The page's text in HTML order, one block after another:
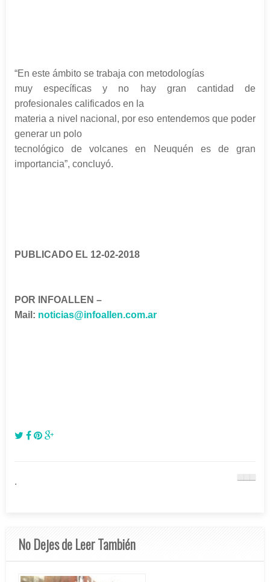
“En este ámbito se trabaja con metodologías
muy específicas y no hay gran cantidad de
profesionales calificados en la
materia a nivel nacional, por eso entendemos que poder
generar un polo
tecnológico de volcanes en Neuquén es de gran
importancia”, concluyó.
PUBLICADO EL 12-02-2018
POR INFOALLEN –
Mail: noticias@infoallen.com.ar
.
No Dejes de Leer También